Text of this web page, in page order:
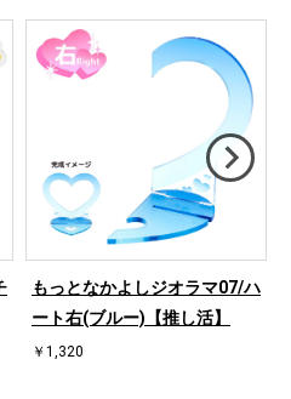
もっとなかよしジオラマ07/ハ
ート右(ブルー)【推し活】
￥1,320